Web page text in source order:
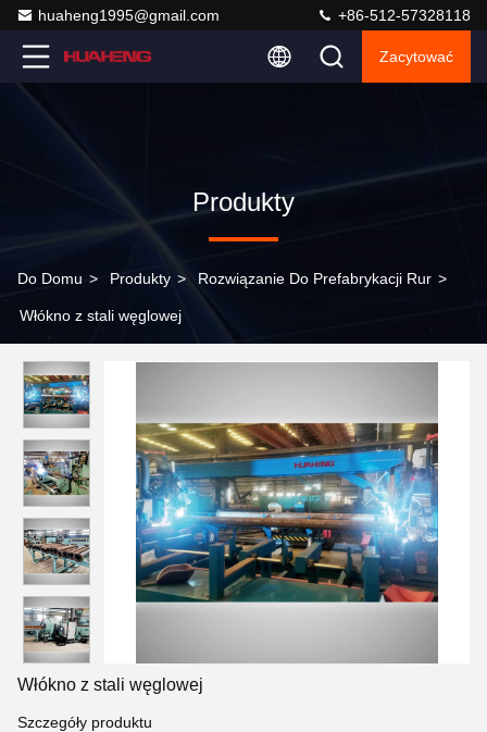
huaheng1995@gmail.com +86-512-57328118
Zacytować
Produkty
Do Domu > Produkty > Rozwiązanie Do Prefabrykacji Rur >
Włókno z stali węglowej
Włókno z stali węglowej
Szczegóły produktu